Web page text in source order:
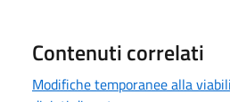
Contenuti correlati
Modifiche temporanee alla